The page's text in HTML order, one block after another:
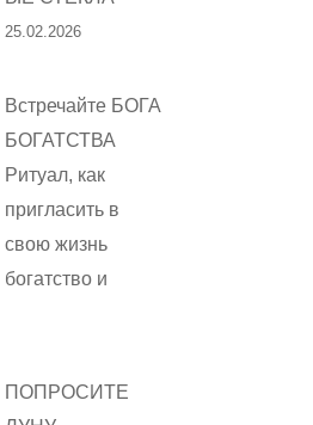
25.02.2026
Встречайте БОГА
БОГАТСТВА
Ритуал, как
пригласить в
свою жизнь
богатство и
ПОПРОСИТЕ